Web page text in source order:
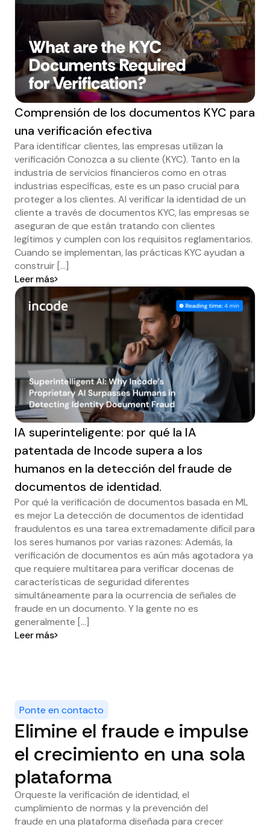
Comprensión de los documentos KYC para
una verificación efectiva
Para identificar clientes, las empresas utilizan la
verificación Conozca a su cliente (KYC). Tanto en la
industria de servicios financieros como en otras
industrias específicas, este es un paso crucial para
proteger a los clientes. Al verificar la identidad de un
cliente a través de documentos KYC, las empresas se
aseguran de que están tratando con clientes
legítimos y cumplen con los requisitos reglamentarios.
Cuando se implementan, las prácticas KYC ayudan a
construir [...]
Leer más
IA superinteligente: por qué la IA
patentada de Incode supera a los
humanos en la detección del fraude de
documentos de identidad.
Por qué la verificación de documentos basada en ML
es mejor La detección de documentos de identidad
fraudulentos es una tarea extremadamente difícil para
los seres humanos por varias razones: Además, la
verificación de documentos es aún más agotadora ya
que requiere multitarea para verificar docenas de
características de seguridad diferentes
simultáneamente para la ocurrencia de señales de
fraude en un documento. Y la gente no es
generalmente [...]
Leer más
Ponte en contacto
Elimine el fraude e impulse
el crecimiento en una sola
plataforma
Orqueste la verificación de identidad, el
cumplimiento de normas y la prevención del
fraude en una plataforma diseñada para crecer